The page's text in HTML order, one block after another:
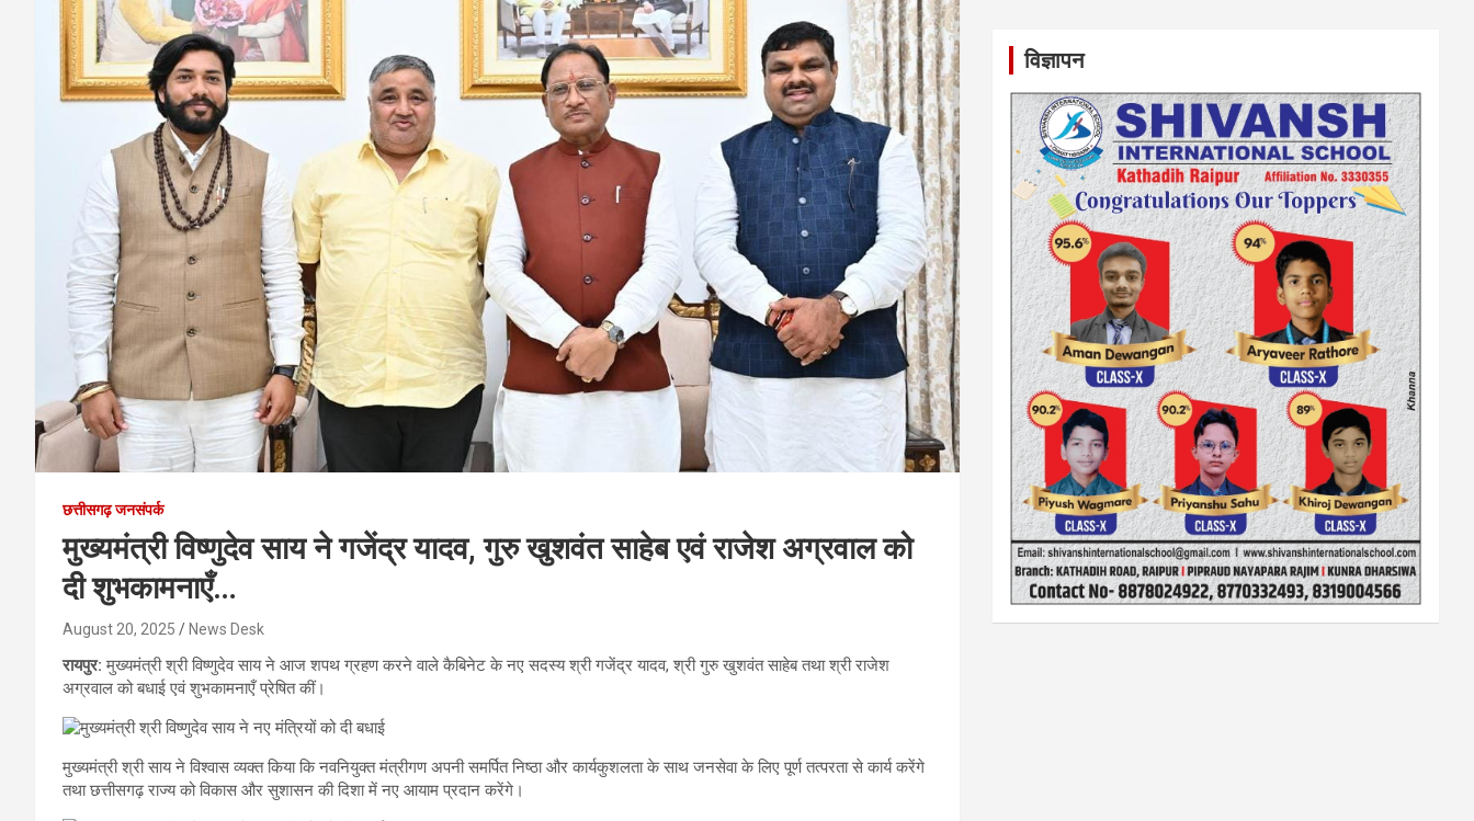
छत्तीसगढ़ जनसंपर्क
मुख्यमंत्री विष्णुदेव साय ने गजेंद्र यादव, गुरु खुशवंत साहेब एवं राजेश अग्रवाल को
दी शुभकामनाएँ…
August 20, 2025 News Desk
रायपुर: मुख्यमंत्री श्री विष्णुदेव साय ने आज शपथ ग्रहण करने वाले कैबिनेट के नए सदस्य श्री गजेंद्र यादव, श्री गुरु खुशवंत साहेब तथा श्री राजेश
अग्रवाल को बधाई एवं शुभकामनाएँ प्रेषित कीं।
मुख्यमंत्री श्री साय ने विश्वास व्यक्त किया कि नवनियुक्त मंत्रीगण अपनी समर्पित निष्ठा और कार्यकुशलता के साथ जनसेवा के लिए पूर्ण तत्परता से कार्य करेंगे
तथा छत्तीसगढ़ राज्य को विकास और सुशासन की दिशा में नए आयाम प्रदान करेंगे।
विज्ञापन